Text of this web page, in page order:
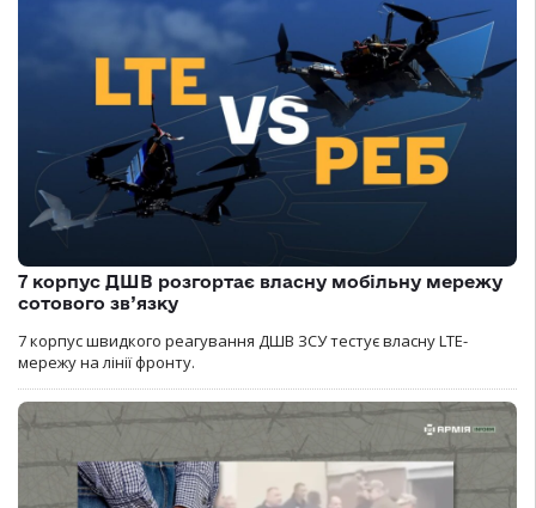
7 корпус ДШВ розгортає власну мобільну мережу
сотового зв’язку
7 корпус швидкого реагування ДШВ ЗСУ тестує власну LTE-
мережу на лінії фронту.